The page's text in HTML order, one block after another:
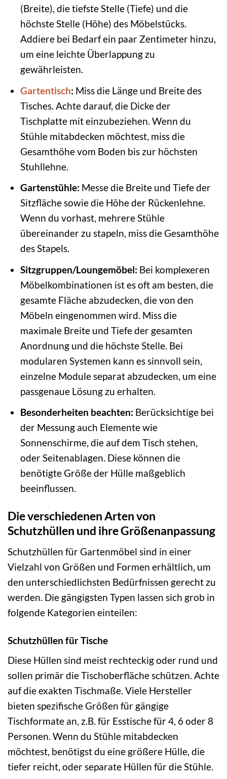
(Breite), die tiefste Stelle (Tiefe) und die
höchste Stelle (Höhe) des Möbelstücks.
Addiere bei Bedarf ein paar Zentimeter hinzu,
um eine leichte Überlappung zu
gewährleisten.
Gartentisch: Miss die Länge und Breite des
Tisches. Achte darauf, die Dicke der
Tischplatte mit einzubeziehen. Wenn du
Stühle mitabdecken möchtest, miss die
Gesamthöhe vom Boden bis zur höchsten
Stuhllehne.
Gartenstühle: Messe die Breite und Tiefe der
Sitzfläche sowie die Höhe der Rückenlehne.
Wenn du vorhast, mehrere Stühle
übereinander zu stapeln, miss die Gesamthöhe
des Stapels.
Sitzgruppen/Loungemöbel: Bei komplexeren
Möbelkombinationen ist es oft am besten, die
gesamte Fläche abzudecken, die von den
Möbeln eingenommen wird. Miss die
maximale Breite und Tiefe der gesamten
Anordnung und die höchste Stelle. Bei
modularen Systemen kann es sinnvoll sein,
einzelne Module separat abzudecken, um eine
passgenaue Lösung zu erhalten.
Besonderheiten beachten: Berücksichtige bei
der Messung auch Elemente wie
Sonnenschirme, die auf dem Tisch stehen,
oder Seitenablagen. Diese können die
benötigte Größe der Hülle maßgeblich
beeinflussen.
Die verschiedenen Arten von
Schutzhüllen und ihre Größenanpassung
Schutzhüllen für Gartenmöbel sind in einer
Vielzahl von Größen und Formen erhältlich, um
den unterschiedlichsten Bedürfnissen gerecht zu
werden. Die gängigsten Typen lassen sich grob in
folgende Kategorien einteilen:
Schutzhüllen für Tische
Diese Hüllen sind meist rechteckig oder rund und
sollen primär die Tischoberfläche schützen. Achte
auf die exakten Tischmaße. Viele Hersteller
bieten spezifische Größen für gängige
Tischformate an, z.B. für Esstische für 4, 6 oder 8
Personen. Wenn du Stühle mitabdecken
möchtest, benötigst du eine größere Hülle, die
tiefer reicht, oder separate Hüllen für die Stühle.